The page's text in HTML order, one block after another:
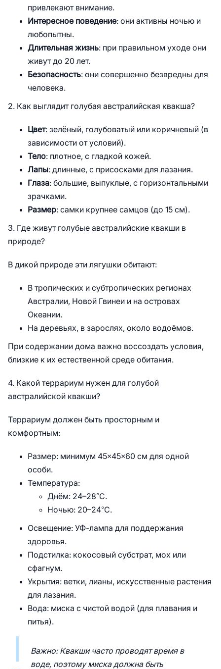
привлекают внимание.
Интересное поведение: они активны ночью и
любопытны.
Длительная жизнь: при правильном уходе они
живут до 20 лет.
Безопасность: они совершенно безвредны для
человека.
2. Как выглядит голубая австралийская квакша?
Цвет: зелёный, голубоватый или коричневый (в
зависимости от условий).
Тело: плотное, с гладкой кожей.
Лапы: длинные, с присосками для лазания.
Глаза: большие, выпуклые, с горизонтальными
зрачками.
Размер: самки крупнее самцов (до 15 см).
3. Где живут голубые австралийские квакши в
природе?
В дикой природе эти лягушки обитают:
В тропических и субтропических регионах
Австралии, Новой Гвинеи и на островах
Океании.
На деревьях, в зарослях, около водоёмов.
При содержании дома важно воссоздать условия,
близкие к их естественной среде обитания.
4. Какой террариум нужен для голубой
австралийской квакши?
Террариум должен быть просторным и
комфортным:
Размер: минимум 45×45×60 см для одной
особи.
Температура:
Днём: 24–28°C.
Ночью: 20–24°C.
Освещение: УФ-лампа для поддержания
здоровья.
Подстилка: кокосовый субстрат, мох или
сфагнум.
Укрытия: ветки, лианы, искусственные растения
для лазания.
Вода: миска с чистой водой (для плавания и
питья).
Важно: Квакши часто проводят время в
воде, поэтому миска должна быть